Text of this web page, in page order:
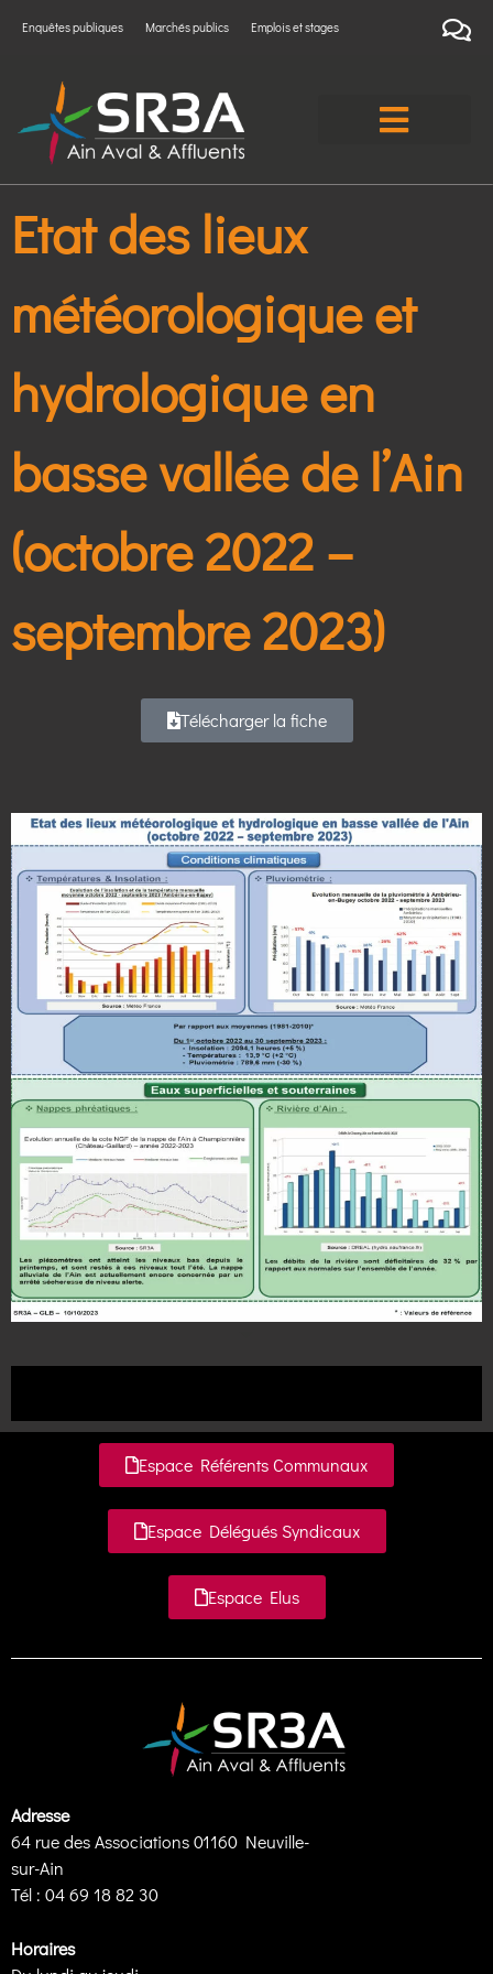
Enquêtes publiques Marchés publics Emplois et stages
Etat des lieux
météorologique et
hydrologique en
basse vallée de l’Ain
(octobre 2022 –
septembre 2023)
Télécharger la fiche
Espace Référents Communaux
Espace Délégués Syndicaux
Espace Elus
Adresse
64 rue des Associations 01160 Neuville-
sur-Ain
Tél : 04 69 18 82 30
Horaires